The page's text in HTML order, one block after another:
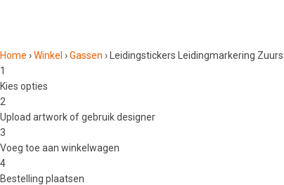
Home ›Winkel ›Gassen ›
Leidingstickers Leidingmarkering
1
Kies opties
2
Upload artwork of gebruik designer
3
Voeg toe aan winkelwagen
4
Bestelling plaatsen